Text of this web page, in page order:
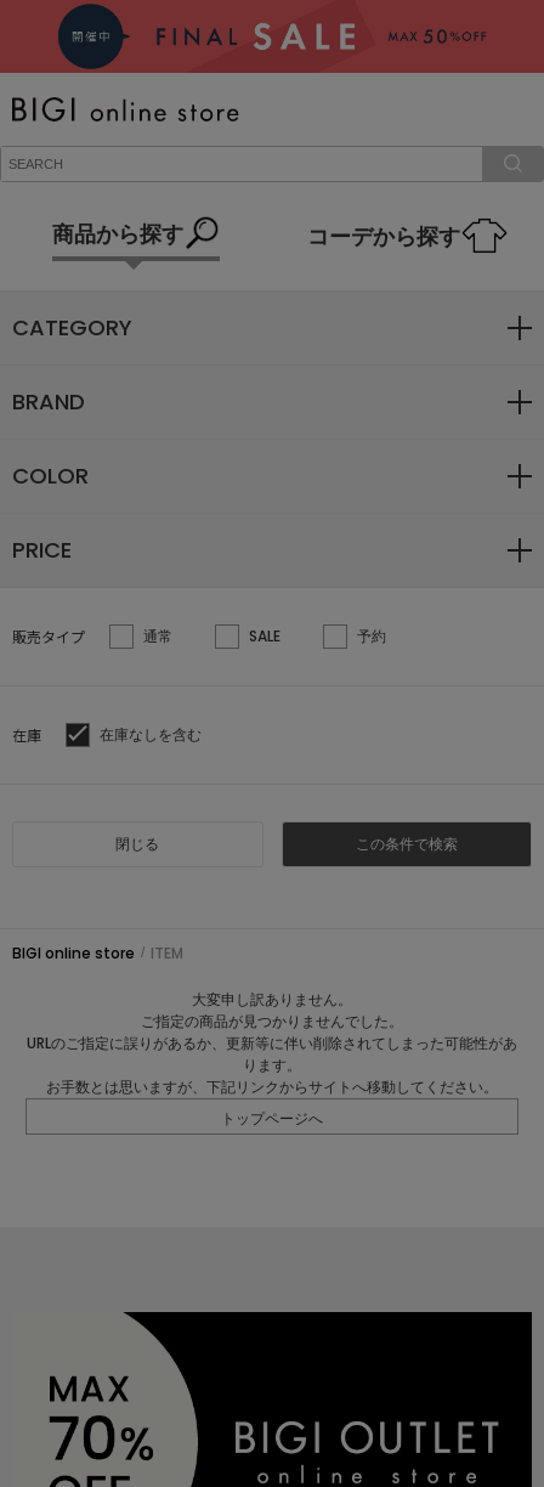
商品から探す コーデから探す
CATEGORY
BRAND
COLOR
PRICE
販売タイプ 通常 SALE 予約
在庫 在庫なしを含む
閉じる この条件で検索
BRAND
NEWS
OUTLET
BIGI online store / ITEM
大変申し訳ありません。
ご指定の商品が見つかりませんでした。
URLのご指定に誤りがあるか、更新等に伴い削除されてしまった可能性があ
ります。
お手数とは思いますが、下記リンクからサイトへ移動してください。
トップページへ